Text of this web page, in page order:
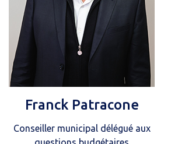
Franck Patracone
Conseiller municipal délégué aux